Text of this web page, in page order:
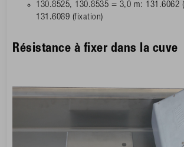
130.8525, 130.8535 = 3,0 m: 131.6062
131.6089 (fixation)
Résistance à fixer dans la cuve